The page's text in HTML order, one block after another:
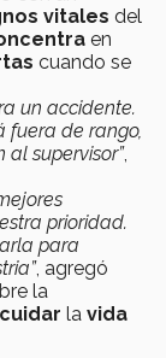
vitales del
en
cuando se
un accidente.
fuera de rango,
supervisor”,
prioridad.
para
, agregó
la
cuidar la vida